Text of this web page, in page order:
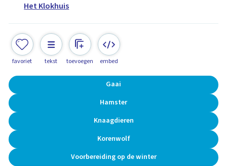
Het Klokhuis
favoriet tekst toevoegen embed
Gaai
Hamster
Knaagdieren
Korenwolf
Voorbereiding op de winter